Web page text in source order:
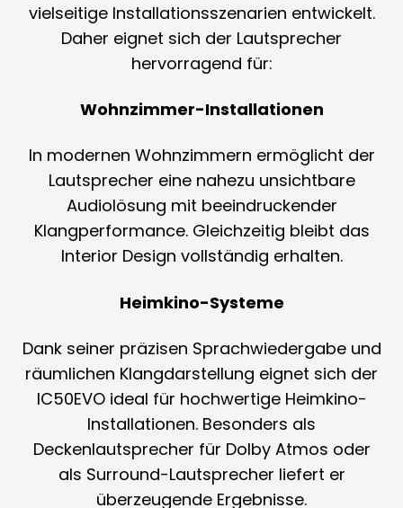
vielseitige Installationsszenarien entwickelt.
Daher eignet sich der Lautsprecher
hervorragend für:
Wohnzimmer-Installationen
In modernen Wohnzimmern ermöglicht der
Lautsprecher eine nahezu unsichtbare
Audiolösung mit beeindruckender
Klangperformance. Gleichzeitig bleibt das
Interior Design vollständig erhalten.
Heimkino-Systeme
Dank seiner präzisen Sprachwiedergabe und
räumlichen Klangdarstellung eignet sich der
IC50EVO ideal für hochwertige Heimkino-
Installationen. Besonders als
Deckenlautsprecher für Dolby Atmos oder
als Surround-Lautsprecher liefert er
überzeugende Ergebnisse.